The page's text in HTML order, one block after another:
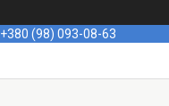
+380 (98) 093-08-63